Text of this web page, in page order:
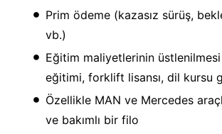
Prim ödeme (kazasız sürüş,
vb.)
Eğitim maliyetlerinin
eğitimi, forklift lisansı, dil kursu
Özellikle MAN ve Mercedes
ve bakımlı bir filo